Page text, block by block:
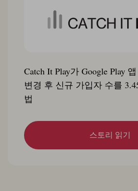
Catch It Play가 Google Play
변경 후 신규 가입자 수를
법
스토리 읽기